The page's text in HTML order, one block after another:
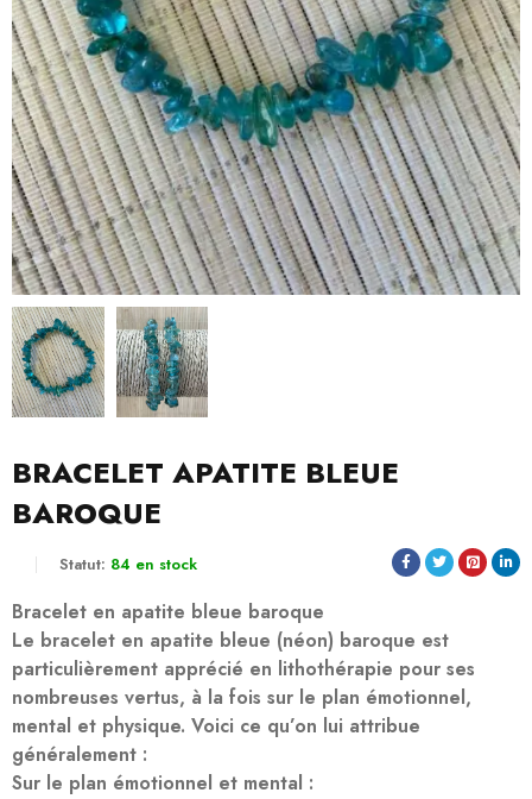
BRACELET APATITE BLEUE
BAROQUE
Statut: 84 en stock
Bracelet en apatite bleue baroque
Le bracelet en apatite bleue (néon) baroque est
particulièrement apprécié en lithothérapie pour ses
nombreuses vertus, à la fois sur le plan émotionnel,
mental et physique. Voici ce qu’on lui attribue
généralement :
Sur le plan émotionnel et mental :